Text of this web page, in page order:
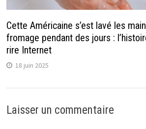
Cette Américaine s’est lavé les
fromage pendant des jours :
rire Internet
18 juin 2025
Laisser un commentaire